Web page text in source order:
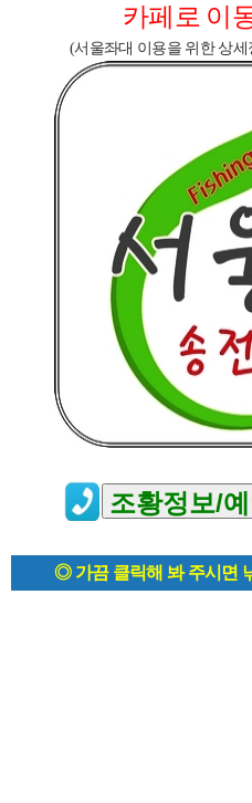
카페로 이
(서울좌대 이용을 위한 상
◎ 가끔 클릭해 봐 주시면